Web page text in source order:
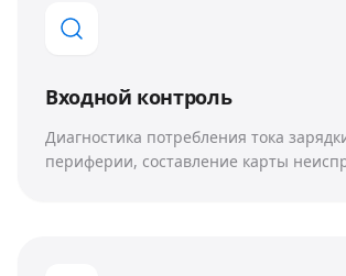
Входной контроль
Диагностика потребления тока
периферии, составление карты